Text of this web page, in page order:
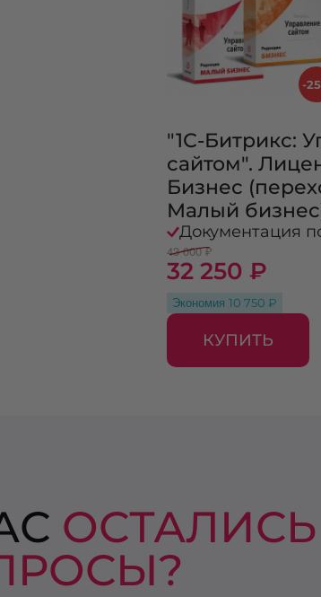
-
"1С-Битрикс:
сайтом".
Бизнес
Малый
Документация
43 000 ₽
32 250 ₽
Экономия 10 750 ₽
КУПИТЬ
ОСТАЛИСЬ